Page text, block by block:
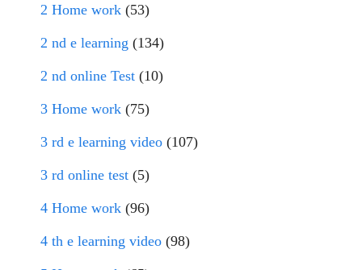
2 Home work (53)
2 nd e learning (134)
2 nd online Test (10)
3 Home work (75)
3 rd e learning video (107)
3 rd online test (5)
4 Home work (96)
4 th e learning video (98)